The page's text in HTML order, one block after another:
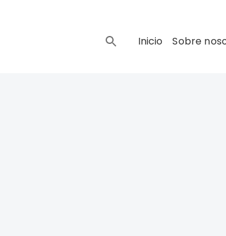
Inicio Sobre